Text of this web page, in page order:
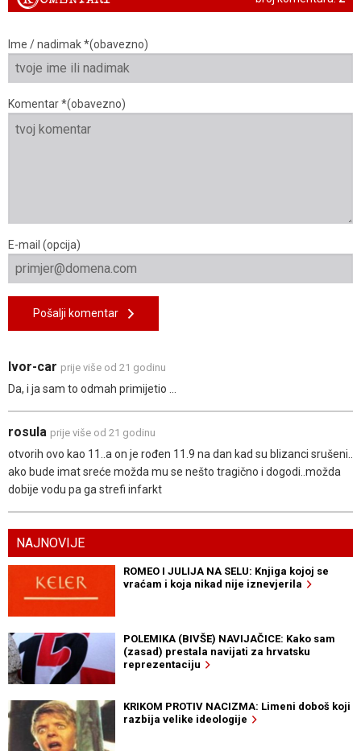
Ime / nadimak *(obavezno)
Komentar *(obavezno)
E-mail (opcija)
Pošalji komentar
Ivor-car prije više od 21 godinu
Da, i ja sam to odmah primijetio ...
rosula prije više od 21 godinu
otvorih ovo kao 11..a on je rođen 11.9 na dan kad su blizanci srušeni..
ako bude imat sreće možda mu se nešto tragično i dogodi..možda
dobije vodu pa ga strefi infarkt
NAJNOVIJE
ROMEO I JULIJA NA SELU: Knjiga kojoj se
vraćam i koja nikad nije iznevjerila
POLEMIKA (BIVŠE) NAVIJAČICE: Kako sam
(zasad) prestala navijati za hrvatsku
reprezentaciju
KRIKOM PROTIV NACIZMA: Limeni doboš koji
razbija velike ideologije